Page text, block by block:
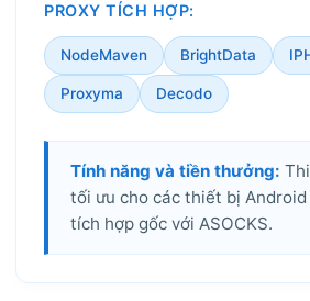
PROXY TÍCH HỢP:
NodeMaven BrightData
Proxyma Decodo
Tính năng và tiền thưởng:
tối ưu cho các thiết bị Android
tích hợp gốc với ASOCKS.